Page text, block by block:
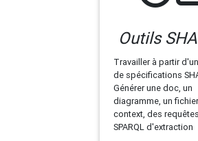
Outils
Travailler à partir
de spécifications
Générer une doc, un
diagramme, un
context, des requêtes
SPARQL d'extraction